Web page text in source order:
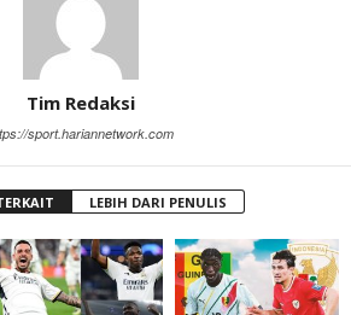
Tim Redaksi
sport.hariannetwork.com
LEBIH DARI PENULIS